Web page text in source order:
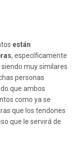
están
, específicamente
muy similares
personas
que ambos
como ya se
que los tendones
que le servirá de